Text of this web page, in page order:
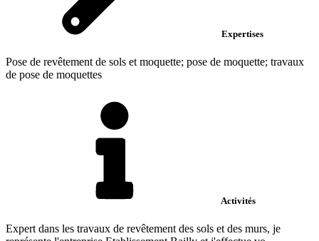
Expertises
Pose de revêtement de sols et moquette; pose de moquette; travaux
de pose de moquettes
Activités
Expert dans les travaux de revêtement des sols et des murs, je